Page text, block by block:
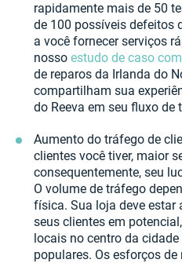
rapidamente mais de 50
de 100 possíveis defeitos
a você fornecer serviços
nosso estudo de caso
de reparos da Irlanda do
compartilham sua
do Reeva em seu fluxo de
Aumento do tráfego de
clientes você tiver, maior
consequentemente, seu
O volume de tráfego
física. Sua loja deve
seus clientes em
locais no centro da
populares. Os esforços